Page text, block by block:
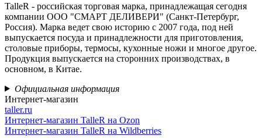
TalleR - российская торговая марка, принадлежащая сегодня
компании ООО "СМАРТ ДЕЛИВЕРИ" (Санкт-Петербург,
Россия). Марка ведет свою историю с 2007 года, под ней
выпускается посуда и принадлежности для приготовления,
столовые приборы, термосы, кухонные ножи и многое другое.
Продукция выпускается на сторонних производствах, в
основном, в Китае.
Официальная информация
Интернет-магазин
taller.ru
Интернет-магазин TalleR на Ozon
Интернет-магазин TalleR на Wildberries